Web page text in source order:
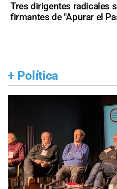
Tres dirigentes radicales
firmantes de "Apurar el
+ Política